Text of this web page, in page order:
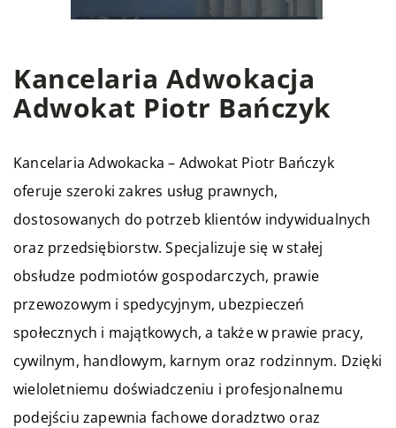
Kancelaria Adwokacja
Adwokat Piotr Bańczyk
Kancelaria Adwokacka – Adwokat Piotr Bańczyk
oferuje szeroki zakres usług prawnych,
dostosowanych do potrzeb klientów indywidualnych
oraz przedsiębiorstw. Specjalizuje się w stałej
obsłudze podmiotów gospodarczych, prawie
przewozowym i spedycyjnym, ubezpieczeń
społecznych i majątkowych, a także w prawie pracy,
cywilnym, handlowym, karnym oraz rodzinnym. Dzięki
wieloletniemu doświadczeniu i profesjonalnemu
podejściu zapewnia fachowe doradztwo oraz